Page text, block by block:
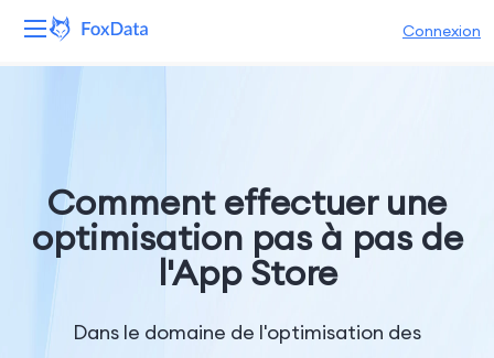
Connexion
Solutions
Ressources
Comment effectuer une
optimisation pas à pas de
l'App Store
Dans le domaine de l'optimisation des